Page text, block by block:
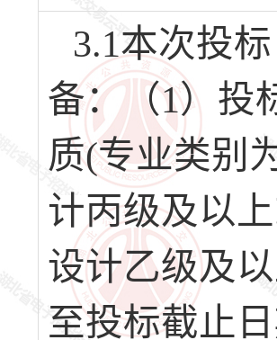
3.1本次投
备：（1）投
质(专业类别
计丙级及以
设计乙级及
至投标截止